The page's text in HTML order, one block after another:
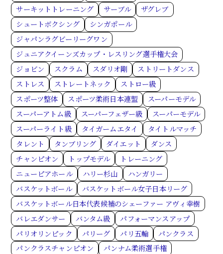
サーキットトレーニング
サーブル
ザグレブ
シュートボクシング
シンガポール
ジャパンラグビーリーグワン
ジュニアクイーンズカップ・レスリング選手権大会
ジョビン
スクラム スダリオ剛
ストリートダンス
ストレス
ストレートネック
ストロー級
スポーツ整体
スポーツ柔術日本連盟
スーパーモデル
スーパーアトム級
スーパーフェザー級
スーパーモデル
スーパーライト級
タイガームエタイ
タイトルマッチ
タレント
タンブリング ダイエット
ダンス
チャンピオン
トップモデル
トレーニング
ニューピアホール
ハリー杉山
ハンガリー
バスケットボール
バスケットボール女子日本リーグ
バスケットボール日本代表候補のシェーファー アヴィ幸樹
バレエダンサー
バンタム級
パフォーマンスアップ
パリオリンピック
パリーグ パリ五輪
パンクラス
パンクラスチャンピオン
パンナム柔術選手権